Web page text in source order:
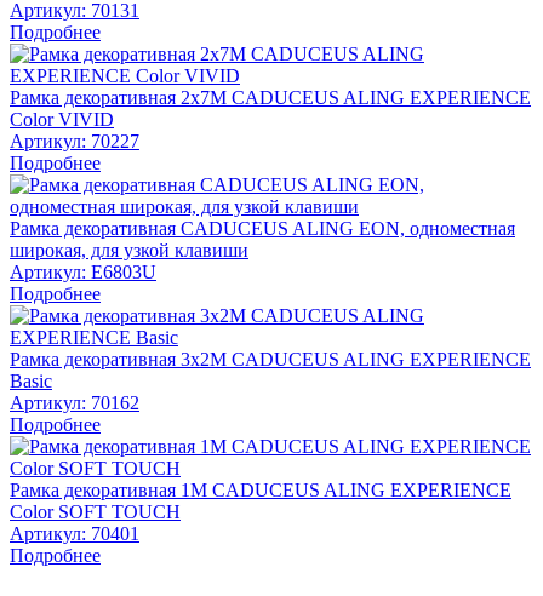
Артикул: 70131
Подробнее
Рамка декоративная 2х7М CADUCEUS ALING EXPERIENCE
Color VIVID
Артикул: 70227
Подробнее
Рамка декоративная CADUCEUS ALING EON, одноместная
широкая, для узкой клавиши
Артикул: E6803U
Подробнее
Рамка декоративная 3х2М CADUCEUS ALING EXPERIENCE
Basic
Артикул: 70162
Подробнее
Рамка декоративная 1М CADUCEUS ALING EXPERIENCE
Color SOFT TOUCH
Артикул: 70401
Подробнее